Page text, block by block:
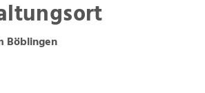
Böblingen